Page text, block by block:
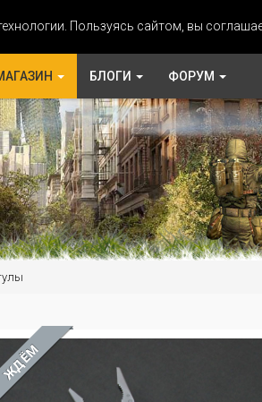
Пользуясь сайтом, вы
БЛОГИ ФОРУМ
ЖДЁМ